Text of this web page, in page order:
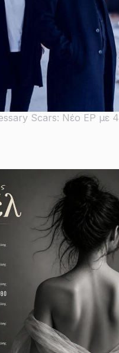
Scars: Νέο EP με 4